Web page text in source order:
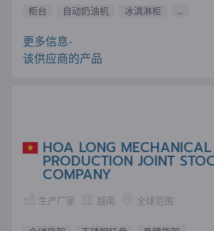
柜台
自动奶油机 冰淇淋柜 ...
更多信息-
该供应商的产品
HOA LONG MECHANICAL
PRODUCTION JOINT
COMPANY
生产厂家 越南 全球范围